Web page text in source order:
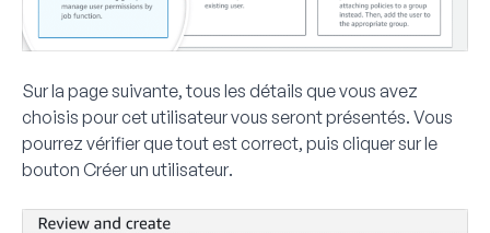
Sur la page suivante, tous les détails que vous avez
choisis pour cet utilisateur vous seront présentés. Vous
pourrez vérifier que tout est correct, puis cliquer sur le
bouton Créer un utilisateur.